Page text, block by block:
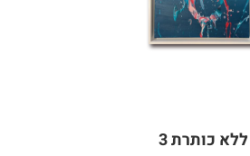
ללא כותרת 3